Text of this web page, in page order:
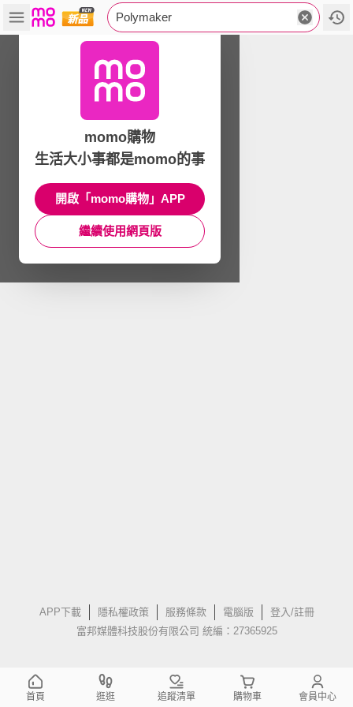
Polymaker
APP下載 隱私權政策 服務條款 電腦版
登入/註冊
富邦媒體科技股份有限公司 統編：27365925
momo購物
生活大小事都是momo的事
開啟「momo購物」APP
繼續使用網頁版
首頁 逛逛 追蹤清單 購物車 會員中心